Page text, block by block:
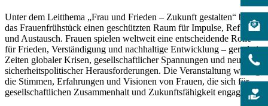
Unter dem Leitthema „Frau und Frieden – Zukunft gestalten“ bietet
das Frauenfrühstück einen geschützten Raum für Impulse, Reflexion
und Austausch. Frauen spielen weltweit eine entscheidende Rolle
für Frieden, Verständigung und nachhaltige Entwicklung – gerade in
Zeiten globaler Krisen, gesellschaftlicher Spannungen und neuer
sicherheitspolitischer Herausforderungen. Die Veranstaltung würdigt
die Stimmen, Erfahrungen und Visionen von Frauen, die sich für
gesellschaftlichen Zusammenhalt und Zukunftsfähigkeit engagieren.